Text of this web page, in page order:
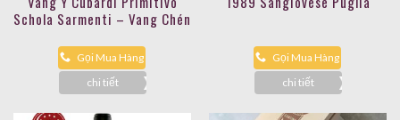
Schola Sarmenti – Vang Chén
Gọi Mua Hàng
chi tiết
Gọi Mua Hàng
chi tiết